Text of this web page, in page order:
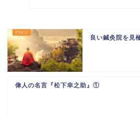
良い鍼灸院を見
偉人の名言『松下幸之助』①